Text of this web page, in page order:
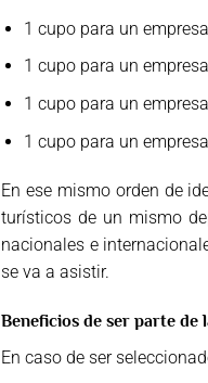
1 cupo para un
1 cupo para un
1 cupo para un
1 cupo para un
En ese mismo orden de
turísticos de un mismo
nacionales e
se va a asistir.
Beneficios de ser parte de
En caso de ser